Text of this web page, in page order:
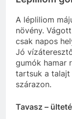
A lépliliom
növény.
csak napos
Jó
gumók hamar
tartsuk a talajt
szárazon.
Tavasz –